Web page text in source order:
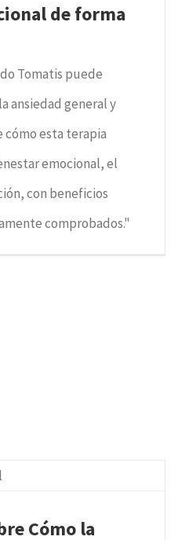
de forma
Tomatis puede
ansiedad general y
cómo esta terapia
emocional, el
con beneficios
comprobados."
Cómo la